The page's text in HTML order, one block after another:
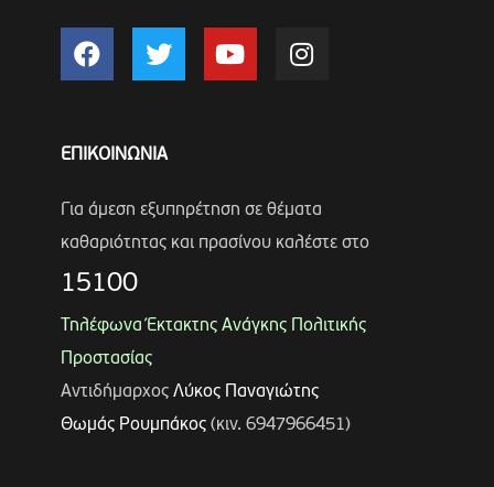
ΕΠΙΚΟΙΝΩΝΙΑ
Για άμεση εξυπηρέτηση σε θέματα
καθαριότητας και πρασίνου καλέστε στο
15100
Τηλέφωνα Έκτακτης Ανάγκης Πολιτικής
Προστασίας
Αντιδήμαρχος Λύκος Παναγιώτης
Θωμάς Ρουμπάκος(κιν. 6947966451)